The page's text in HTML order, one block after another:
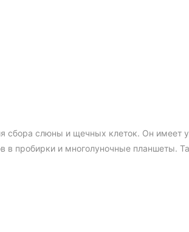
из
сбора слюны и щечных клеток. Он
в пробирки и многолуночные планшеты.